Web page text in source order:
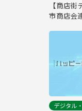
【商店
市商店会
デジタル